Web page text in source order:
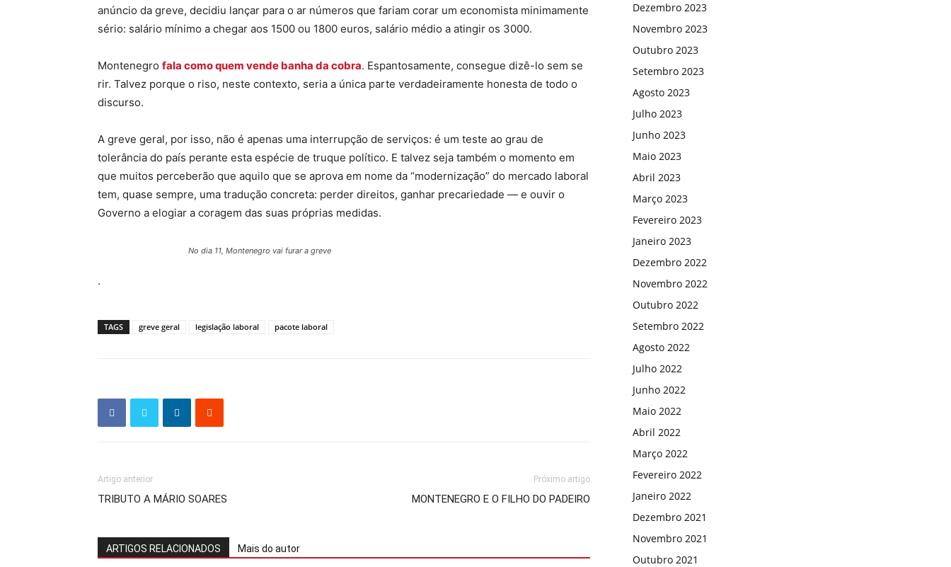
anúncio da greve, decidiu lançar para o ar números que fariam corar um economista minimamente
sério: salário mínimo a chegar aos 1500 ou 1800 euros, salário médio a atingir os 3000.
Montenegro fala como quem vende banha da cobra. Espantosamente, consegue dizê-lo sem se
rir. Talvez porque o riso, neste contexto, seria a única parte verdadeiramente honesta de todo o
discurso.
A greve geral, por isso, não é apenas uma interrupção de serviços: é um teste ao grau de
tolerância do país perante esta espécie de truque político. E talvez seja também o momento em
que muitos perceberão que aquilo que se aprova em nome da “modernização” do mercado laboral
tem, quase sempre, uma tradução concreta: perder direitos, ganhar precariedade — e ouvir o
Governo a elogiar a coragem das suas próprias medidas.
No dia 11, Montenegro vai furar a greve
.
TAGS greve geral legislação laboral pacote laboral
Artigo anterior
TRIBUTO A MÁRIO SOARES
Próximo artigo
MONTENEGRO E O FILHO DO PADEIRO
ARTIGOS RELACIONADOS Mais do autor
Dezembro 2023
Novembro 2023
Outubro 2023
Setembro 2023
Agosto 2023
Julho 2023
Junho 2023
Maio 2023
Abril 2023
Março 2023
Fevereiro 2023
Janeiro 2023
Dezembro 2022
Novembro 2022
Outubro 2022
Setembro 2022
Agosto 2022
Julho 2022
Junho 2022
Maio 2022
Abril 2022
Março 2022
Fevereiro 2022
Janeiro 2022
Dezembro 2021
Novembro 2021
Outubro 2021